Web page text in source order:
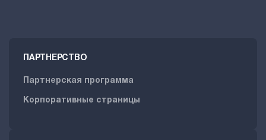
ПАРТНЕРСТВО
Партнерская программа
Корпоративные страницы